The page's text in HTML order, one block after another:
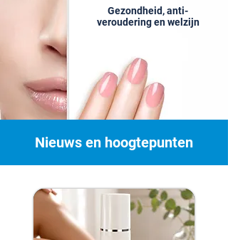
Gezondheid, anti-
veroudering en welzijn
Nieuws en hoogtepunten